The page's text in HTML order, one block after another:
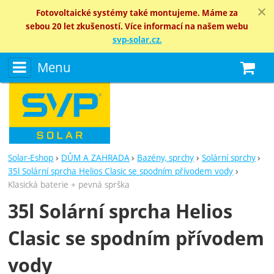
Fotovoltaické systémy také montujeme. Máme za
sebou 20 let zkušeností. Více informací na našem webu
svp-solar.cz.
Menu
Solar-Eshop DŮM A ZAHRADA Bazény, sprchy
Solární sprchy
35l Solární sprcha Helios Clasic se spodním přívodem vody
Klasická baterie + pevná sprška
35l Solární sprcha Helios
Clasic se spodním přívodem
vody